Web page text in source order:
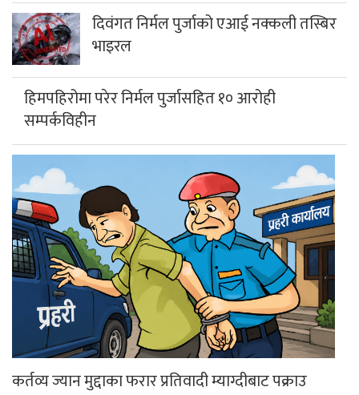
दिवंगत निर्मल पुर्जाको एआई नक्कली तस्बिर
भाइरल
हिमपहिरोमा परेर निर्मल पुर्जासहित १० आरोही
सम्पर्कविहीन
कर्तव्य ज्यान मुद्दाका फरार प्रतिवादी म्याग्दीबाट पक्राउ